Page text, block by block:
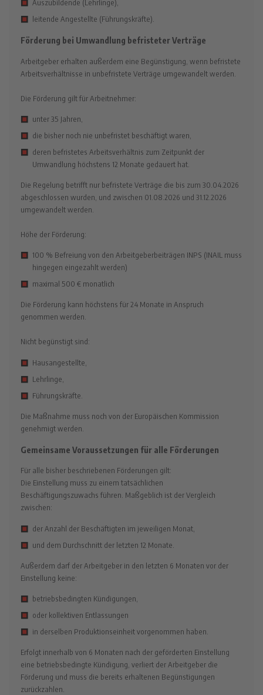
Auszubildende (Lehrlinge),
leitende Angestellte (Führungskräfte).
Förderung bei Umwandlung befristeter Verträge
Arbeitgeber erhalten außerdem eine Begünstigung, wenn befristete
Arbeitsverhältnisse in unbefristete Verträge umgewandelt werden.
Die Förderung gilt für Arbeitnehmer:
unter 35 Jahren,
die bisher noch nie unbefristet beschäftigt waren,
deren befristetes Arbeitsverhältnis zum Zeitpunkt der
Umwandlung höchstens 12 Monate gedauert hat.
Die Regelung betrifft nur befristete Verträge die bis zum 30.04.2026
abgeschlossen wurden, und zwischen 01.08.2026 und 31.12.2026
umgewandelt werden.
Höhe der Förderung:
100 % Befreiung von den Arbeitgeberbeiträgen INPS (INAIL muss
hingegen eingezahlt werden)
maximal 500 € monatlich
Die Förderung kann höchstens für 24 Monate in Anspruch
genommen werden.
Nicht begünstigt sind:
Hausangestellte,
Lehrlinge,
Führungskräfte.
Die Maßnahme muss noch von der Europäischen Kommission
genehmigt werden.
Gemeinsame Voraussetzungen für alle Förderungen
Für alle bisher beschriebenen Förderungen gilt:
Die Einstellung muss zu einem tatsächlichen
Beschäftigungszuwachs führen. Maßgeblich ist der Vergleich
zwischen:
der Anzahl der Beschäftigten im jeweiligen Monat,
und dem Durchschnitt der letzten 12 Monate.
Außerdem darf der Arbeitgeber in den letzten 6 Monaten vor der
Einstellung keine:
betriebsbedingten Kündigungen,
oder kollektiven Entlassungen
in derselben Produktionseinheit vorgenommen haben.
Erfolgt innerhalb von 6 Monaten nach der geförderten Einstellung
eine betriebsbedingte Kündigung, verliert der Arbeitgeber die
Förderung und muss die bereits erhaltenen Begünstigungen
zurückzahlen.